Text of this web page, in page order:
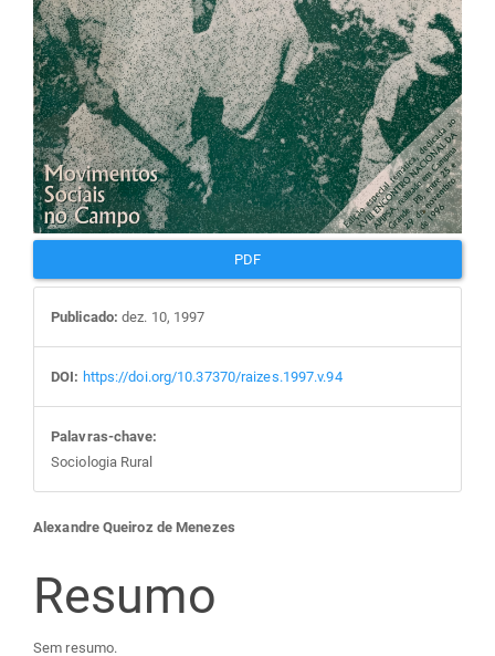
PDF
Publicado: dez. 10, 1997
DOI: https://doi.org/10.37370/raizes.1997.v.94
Palavras-chave:
Sociologia Rural
Conteúdo
do
Alexandre Queiroz de Menezes
Resumo
Sem resumo.